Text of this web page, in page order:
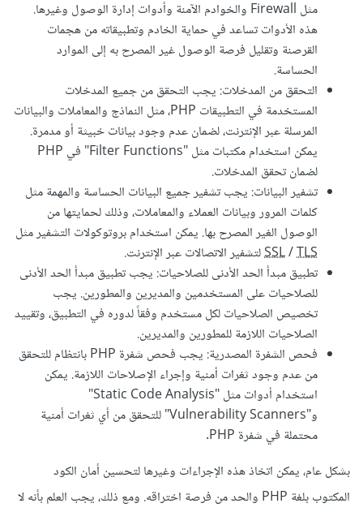
مثل Firewall والخوادم الآمنة وأدوات إدارة الوصول وغيرها.
هذه الأدوات تساعد في حماية الخادم وتطبيقاته من هجمات
القرصنة وتقليل فرصة الوصول غير المصرح به إلى الموارد
الحساسة.
التحقق من المدخلات: يجب التحقق من جميع المدخلات
المستخدمة في التطبيقات PHP، مثل النماذج والمعاملات والبيانات
المرسلة عبر الإنترنت، لضمان عدم وجود بيانات خبيثة أو مدمرة.
يمكن استخدام مكتبات مثل "Filter Functions" في PHP
لضمان تحقق المدخلات.
تشفير البيانات: يجب تشفير جميع البيانات الحساسة والمهمة مثل
كلمات المرور وبيانات العملاء والمعاملات، وذلك لحمايتها من
الوصول الغير المصرح بها. يمكن استخدام بروتوكولات التشفير مثل
SSL/TLS
لتشفير الاتصالات عبر الإنترنت.
تطبيق مبدأ الحد الأدنى للصلاحيات: يجب تطبيق مبدأ الحد الأدنى
للصلاحيات على المستخدمين والمديرين والمطورين. يجب
تخصيص الصلاحيات لكل مستخدم وفقاً لدوره في التطبيق، وتقييد
الصلاحيات اللازمة للمطورين والمديرين.
فحص الشفرة المصدرية: يجب فحص شفرة PHP بانتظام للتحقق
من عدم وجود ثغرات أمنية وإجراء الإصلاحات اللازمة. يمكن
استخدام أدوات مثل "Static Code Analysis"
و"Vulnerability Scanners" للتحقق من أي ثغرات أمنية
محتملة في شفرة PHP.
بشكل عام، يمكن اتخاذ هذه الإجراءات وغيرها لتحسين أمان الكود
المكتوب بلغة PHP والحد من فرصة اختراقه. ومع ذلك، يجب العلم بأنه لا